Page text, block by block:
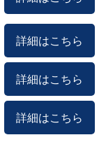
詳細はこちら
詳細はこちら
詳細はこちら